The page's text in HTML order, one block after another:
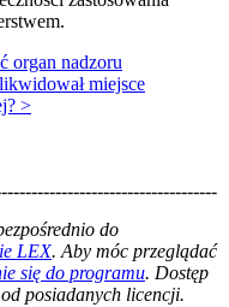
organ nadzoru
miejsce
>
do
LEX. Aby móc przeglądać
się do programu. Dostęp
posiadanych licencji.